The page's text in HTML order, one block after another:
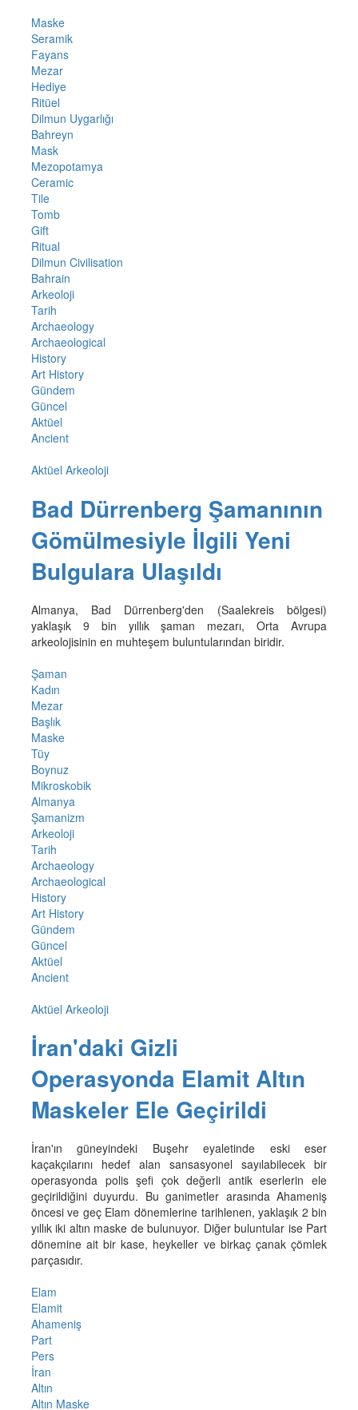
Maske
Seramik
Fayans
Mezar
Hediye
Ritüel
Dilmun Uygarlığı
Bahreyn
Mask
Mezopotamya
Ceramic
Tile
Tomb
Gift
Ritual
Dilmun Civilisation
Bahrain
Arkeoloji
Tarih
Archaeology
Archaeological
History
Art History
Gündem
Güncel
Aktüel
Ancient
Aktüel Arkeoloji
Bad Dürrenberg Şamanının
Gömülmesiyle İlgili Yeni
Bulgulara Ulaşıldı
Almanya, Bad Dürrenberg'den (Saalekreis bölgesi)
yaklaşık 9 bin yıllık şaman mezarı, Orta Avrupa
arkeolojisinin en muhteşem buluntularından biridir.
Şaman
Kadın
Mezar
Başlık
Maske
Tüy
Boynuz
Mikroskobik
Almanya
Şamanizm
Arkeoloji
Tarih
Archaeology
Archaeological
History
Art History
Gündem
Güncel
Aktüel
Ancient
Aktüel Arkeoloji
İran'daki Gizli
Operasyonda Elamit Altın
Maskeler Ele Geçirildi
İran'ın güneyindeki Buşehr eyaletinde eski eser
kaçakçılarını hedef alan sansasyonel sayılabilecek bir
operasyonda polis şefi çok değerli antik eserlerin ele
geçirildiğini duyurdu. Bu ganimetler arasında Ahameniş
öncesi ve geç Elam dönemlerine tarihlenen, yaklaşık 2 bin
yıllık iki altın maske de bulunuyor. Diğer buluntular ise Part
dönemine ait bir kase, heykeller ve birkaç çanak çömlek
parçasıdır.
Elam
Elamit
Ahameniş
Part
Pers
İran
Altın
Altın Maske